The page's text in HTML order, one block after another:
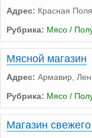
Адрес: Красная
Рубрика: Мясо /
Мясной магазин
Адрес: Армавир,
Рубрика: Мясо /
Магазин